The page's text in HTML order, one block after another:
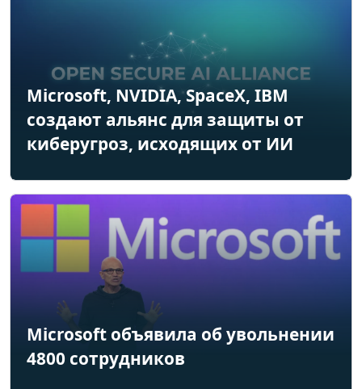
Microsoft, NVIDIA, SpaceX, IBM
создают альянс для защиты от
киберугроз, исходящих от ИИ
Microsoft объявила об увольнении
4800 сотрудников